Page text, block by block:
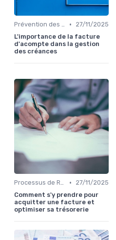
Prévention des Impayés •
27/11/2025
L'importance de la facture
d'acompte dans la gestion
des créances
Processus de Recouvrement •
27/11/2025
Comment s'y prendre pour
acquitter une facture et
optimiser sa trésorerie